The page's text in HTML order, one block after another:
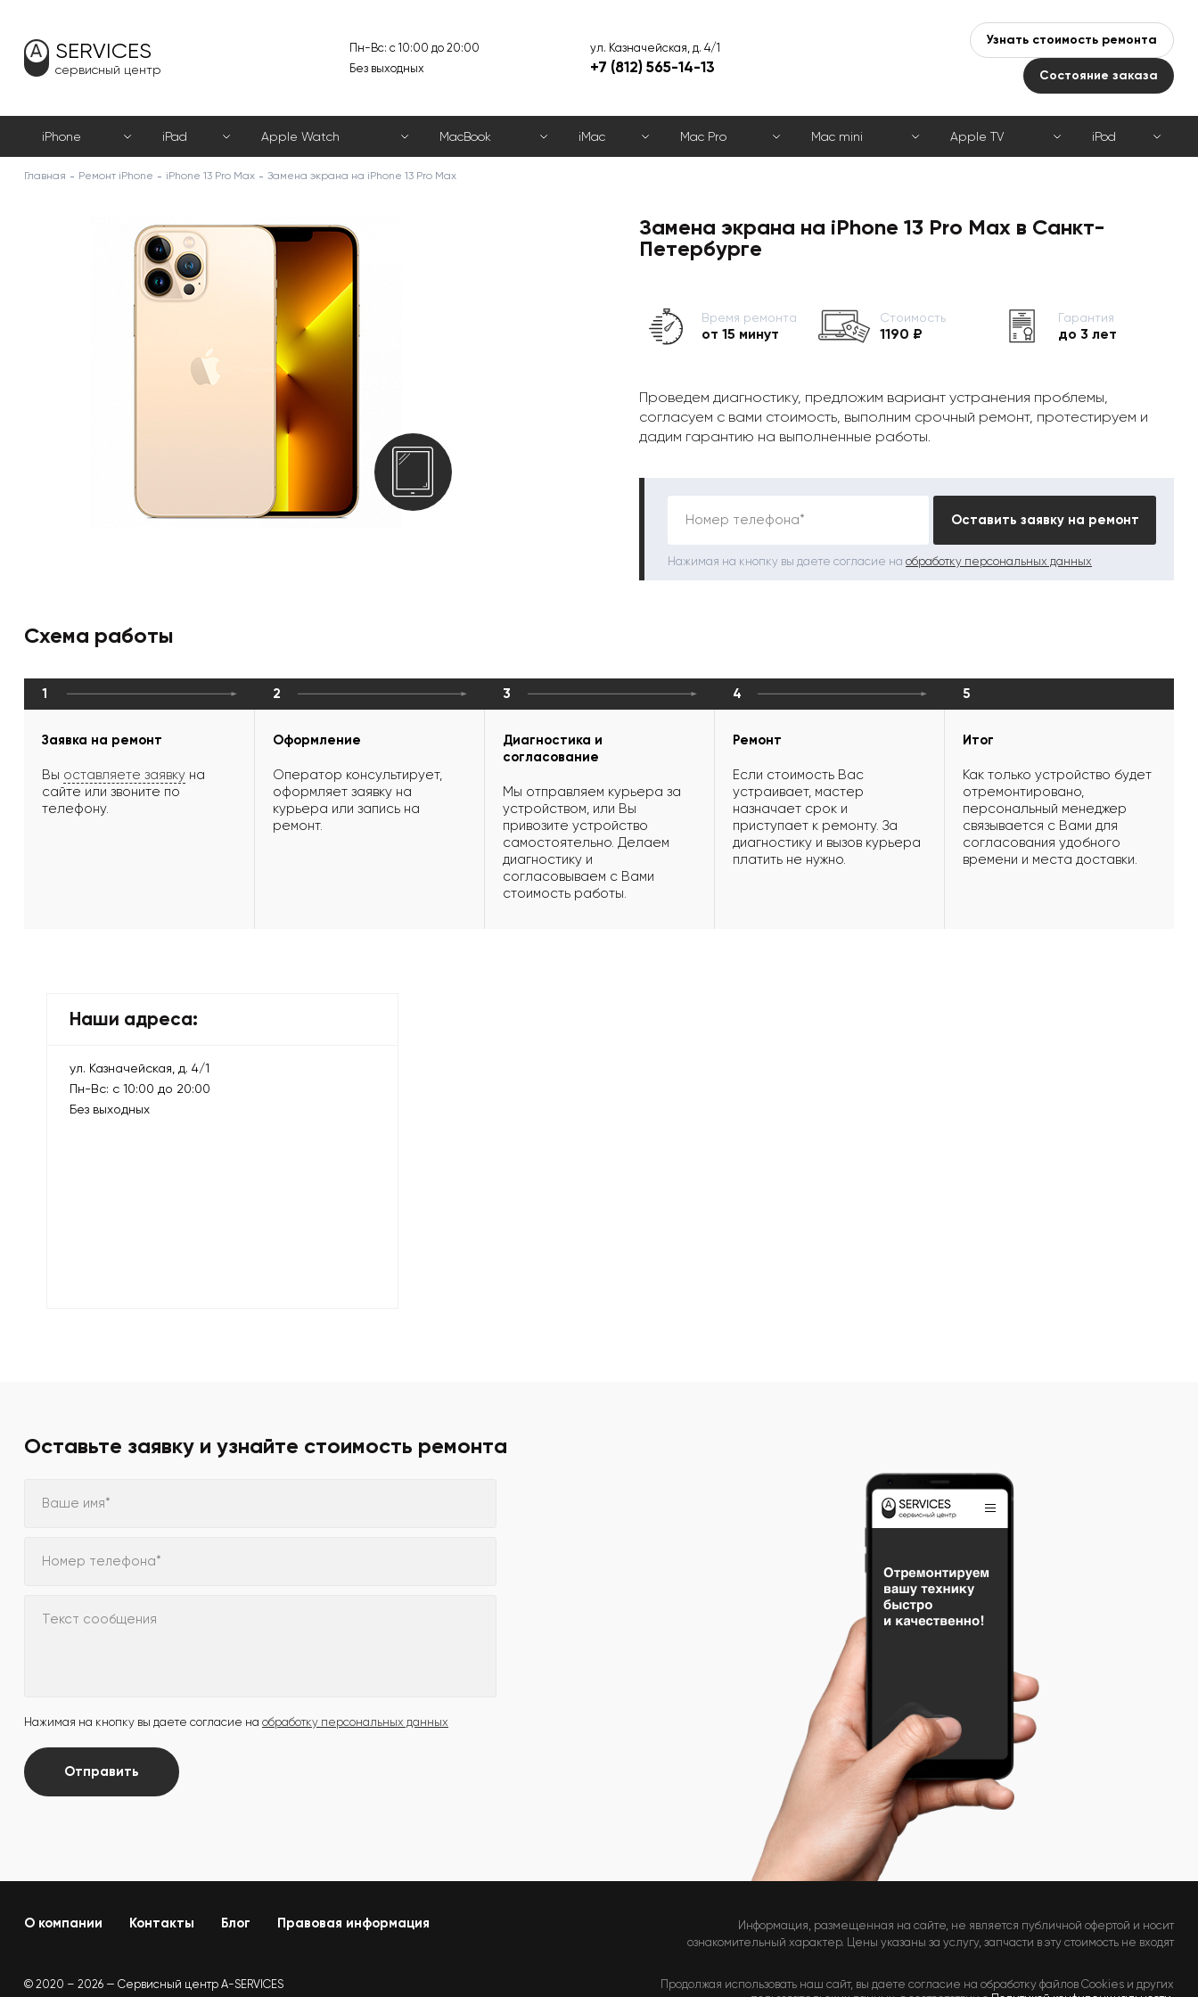
SERVICES
сервисный центр
Пн-Вс: с 10:00 до 20:00
Без выходных
ул. Казначейская, д. 4/1
+7 (812) 565-14-13
Узнать стоимость ремонта
Состояние заказа
iPhone iPad Apple Watch MacBook iMac Mac Pro Mac mini Apple TV iPod
Главная Ремонт iPhone iPhone 13 Pro Max Замена экрана на iPhone 13 Pro Max
Замена экрана на iPhone 13 Pro Max в Санкт-
Петербурге
Время ремонта
от 15 минут
Стоимость
1190 ₽
Гарантия
до 3 лет
Проведем диагностику, предложим вариант устранения проблемы,
согласуем с вами стоимость, выполним срочный ремонт, протестируем и
дадим гарантию на выполненные работы.
Номер телефона* Оставить заявку на ремонт
Нажимая на кнопку вы даете согласие на обработку персональных данных
Схема работы
1
Заявка на ремонт
Вы оставляете заявку на
сайте или звоните по
телефону.
2
Оформление
Оператор консультирует,
оформляет заявку на
курьера или запись на
ремонт.
3
Диагностика и
согласование
Мы отправляем курьера за
устройством, или Вы
привозите устройство
самостоятельно. Делаем
диагностику и
согласовываем с Вами
стоимость работы.
4
Ремонт
Если стоимость Вас
устраивает, мастер
назначает срок и
приступает к ремонту. За
диагностику и вызов курьера
платить не нужно.
5
Итог
Как только устройство будет
отремонтировано,
персональный менеджер
связывается с Вами для
согласования удобного
времени и места доставки.
Наши адреса:
ул. Казначейская, д. 4/1
Пн-Вс: с 10:00 до 20:00
Без выходных
Оставьте заявку и узнайте стоимость ремонта
Ваше имя*
Номер телефона*
Текст сообщения
Нажимая на кнопку вы даете согласие на обработку персональных данных
Отправить
О компании Контакты Блог Правовая информация
Информация, размещенная на сайте, не является публичной офертой и носит
ознакомительный характер. Цены указаны за услугу, запчасти в эту стоимость не входят
© 2020 – 2026 — Сервисный центр A-SERVICES
Продолжая использовать наш сайт, вы даете согласие на обработку файлов Cookies и других